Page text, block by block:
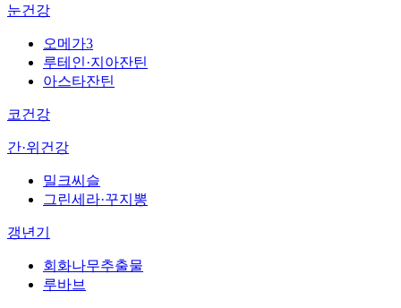
눈건강
오메가3
루테인·지아잔틴
아스타잔틴
코건강
간·위건강
밀크씨슬
그린세라·꾸지뽕
갱년기
회화나무추출물
루바브